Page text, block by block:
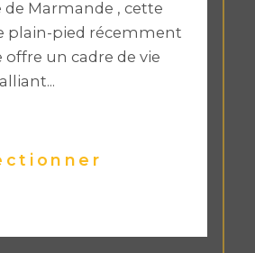
Marmande , cette
plain-pied récemment
un cadre de vie